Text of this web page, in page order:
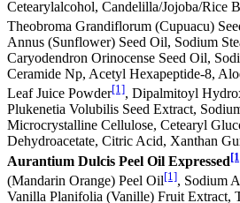
Cetearylalcohol, Candelilla/Jojoba/Rice
Theobroma Grandiflorum (Cupuacu)
Annus (Sunflower) Seed Oil, Sodium
Caryodendron Orinocense Seed Oil,
Ceramide Np, Acetyl Hexapeptide-8,
Leaf Juice Powder[1], Dipalmitoyl
Plukenetia Volubilis Seed Extract,
Microcrystalline Cellulose, Cetearyl
Dehydroacetate, Citric Acid, Xanthan
Aurantium Dulcis Peel Oil Expressed
(Mandarin Orange) Peel Oil[1], Sodium
Vanilla Planifolia (Vanille) Fruit Extract,